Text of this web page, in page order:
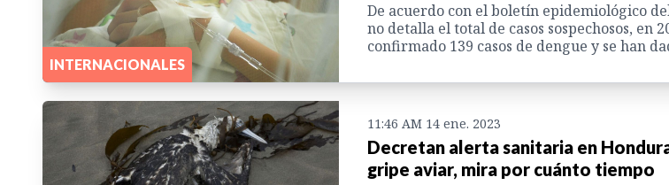
INTERNACIONALES
De acuerdo con el boletín epidemiológico
no detalla el total de casos sospechosos, en
confirmado 139 casos de dengue y se han
11:46 AM 14 ene. 2023
Decretan alerta sanitaria en
gripe aviar, mira por cuánto tiempo